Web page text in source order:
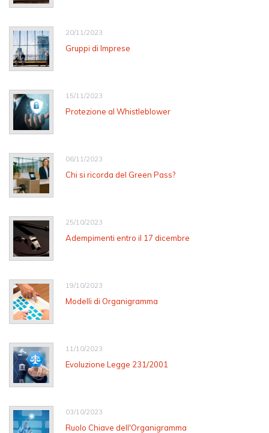
20/11/2023
Gruppi di Imprese
15/11/2023
Protezione al Whistleblower
06/11/2023
Chi si ricorda del Green Pass?
25/10/2023
Adempimenti entro il 17 dicembre
19/10/2023
Modelli di Organigramma
11/10/2023
Evoluzione Legge 231/2001
03/10/2023
Ruolo Chiave dell'Organigramma